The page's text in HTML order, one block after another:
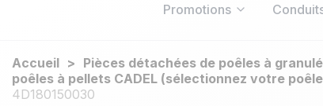
Promotions
Accueil Pièces détachées de poêles à
poêles à pellets CADEL (sélectionnez votre
4D180150030